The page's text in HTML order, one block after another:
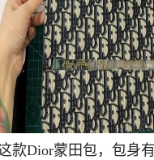
Dior蒙田包，包身有